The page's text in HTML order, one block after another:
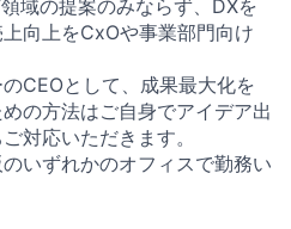
域の提案のみならず、DXを
向上をCxOや事業部門向け
CEOとして、成果最大化を
の方法はご自身でアイデア出
対応いただきます。
いずれかのオフィスで勤務い